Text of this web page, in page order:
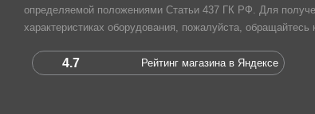
определяемой положениями Статьи 437 ГК РФ. Для
характеристиках оборудования, пожалуйста,
4.7 Рейтинг магазина в Яндексе